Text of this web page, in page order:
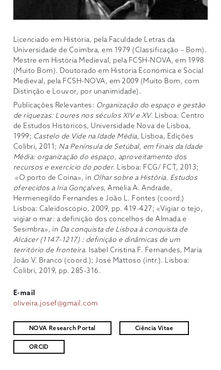
Licenciado em História, pela Faculdade Letras da
Universidade de Coimbra, em 1979 (Classificação – Bom).
Mestre em História Medieval, pela FCSH-NOVA, em 1998
(Muito Bom). Doutorado em História Económica e Social
Medieval, pela FCSH-NOVA, em 2009 (Muito Bom, com
Distinção e Louvor, por unanimidade).
Publicações Relevantes: Organização do espaço e gestão
de riquezas: Loures nos séculos XIV e XV. Lisboa: Centro
de Estudos Históricos, Universidade Nova de Lisboa,
1999; Castelo de Vide na Idade Média, Lisboa, Edições
Colibri, 2011; Na Península de Setúbal, em finais da Idade
Média: organização do espaço, aproveitamento dos
recursos e exercício do poder. Lisboa: FCG/ FCT, 2013;
«O porto de Coina», in Olhar sobre a História. Estudos
oferecidos a Iria Gonçalves, Amélia A. Andrade,
Hermenegildo Fernandes e João L. Fontes (coord.)
Lisboa: Caleidoscópio, 2009, pp. 419-427; «Vigiar o tejo,
vigiar o mar: a definição dos concelhos de Almada e
Sesimbra», in Da conquista de Lisboa à conquista de
Alcácer (1147-1217) : definição e dinâmicas de um
território de fronteira. Isabel Cristina F. Fernandes, Maria
João V. Branco (coord.); José Mattoso (intr.). Lisboa:
Colibri, 2019, pp. 285-316.
E-mail
oliveira.josef@gmail.com
NOVA Research Portal Ciência Vitae
ORCID